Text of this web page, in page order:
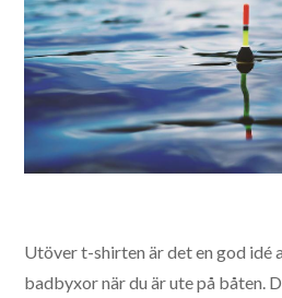
Utöver t-shirten är det en god idé
badbyxor när du är ute på båten.